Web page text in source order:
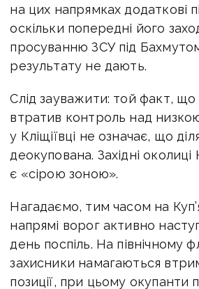
на цих напрямках додаткові
оскільки попередні його
просуванню ЗСУ під
результату не дають.
Слід зауважити: той факт,
втратив контроль над
у Кліщіївці не означає, що
деокупована. Західні околиці
є «сірою зоною».
Нагадаємо, тим часом на
напрямі ворог активно
день поспіль. На північному
захисники намагаються
позиції, при цьому окупанти